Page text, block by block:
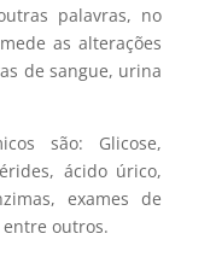
palavras, no
as alterações
de sangue, urina
são: Glicose,
ácido úrico,
exames de
outros.